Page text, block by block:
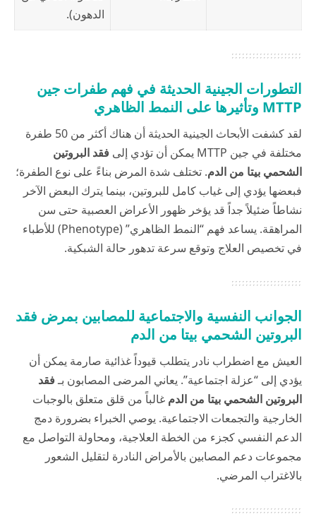
الدهون).
التطورات الجينية الحديثة في فهم طفرات جين
MTTP وتأثيرها على النمط الظاهري
لقد كشفت الأبحاث الجينية الحديثة أن هناك أكثر من 50 طفرة
مختلفة في جين MTTP يمكن أن تؤدي إلى
فقد البروتين
الشحمي بيتا من الدم. تختلف شدة المرض بناءً على نوع الطفرة؛
فبعضها يؤدي إلى غياب كامل للبروتين، بينما يترك البعض الآخر
نشاطاً ضئيلاً جداً قد يؤخر ظهور الأعراض العصبية حتى سن
المراهقة. يساعد فهم “النمط الظاهري” (Phenotype) للأطباء
في تخصيص العلاج وتوقع سرعة تدهور حالة الشبكية.
الجوانب النفسية والاجتماعية للمصابين بمرض فقد
البروتين الشحمي بيتا من الدم
العيش مع اضطراب نادر يتطلب قيوداً غذائية صارمة يمكن أن
يؤدي إلى “عزلة اجتماعية”. يعاني المرضى المصابون بـفقد
البروتين الشحمي بيتا من الدم غالباً من قلق متعلق بالوجبات
الخارجية والتجمعات الاجتماعية. يوصي الخبراء بضرورة دمج
الدعم النفسي كجزء من الخطة العلاجية، ومحاولة التواصل مع
مجموعات دعم المصابين بالأمراض النادرة لتقليل الشعور
بالاغتراب المرضي.